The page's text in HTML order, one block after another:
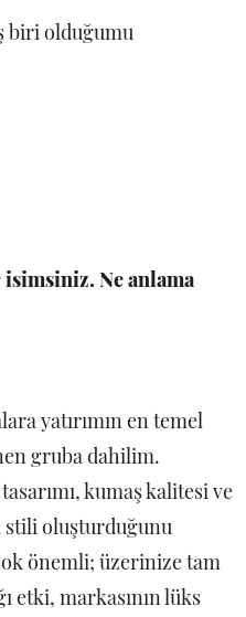
biri olduğumu
Ne anlama
yatırımın en temel
gruba dahilim.
kumaş kalitesi ve
stili oluşturduğunu
önemli; üzerinize tam
etki, markasının lüks